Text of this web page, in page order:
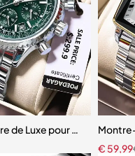
de Luxe pour Homme
€ 59,99